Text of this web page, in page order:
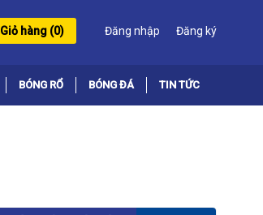
Giỏ hàng (0) Đăng nhập Đăng ký
BÓNG RỔ BÓNG ĐÁ TIN TỨC